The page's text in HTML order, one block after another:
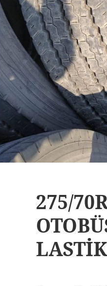
275/